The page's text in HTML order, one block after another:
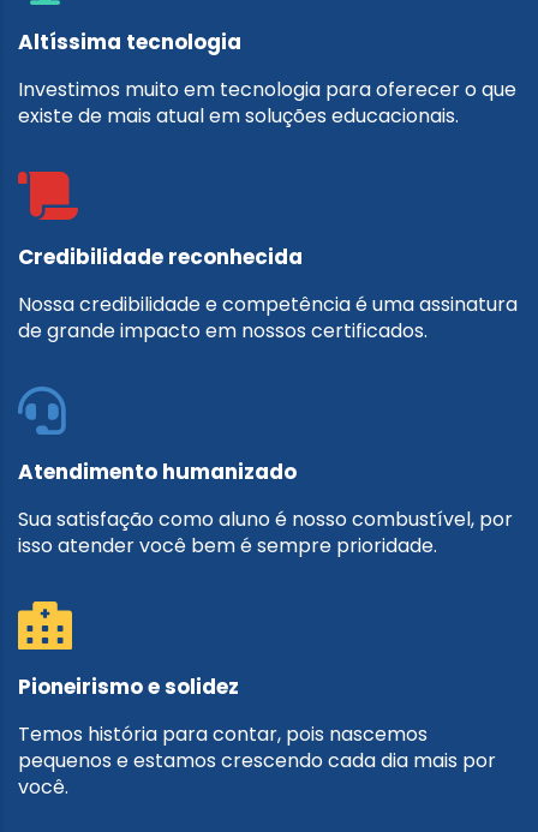
Altíssima tecnologia
Investimos muito em tecnologia para oferecer o que
existe de mais atual em soluções educacionais.
Credibilidade reconhecida
Nossa credibilidade e competência é uma assinatura
de grande impacto em nossos certificados.
Atendimento humanizado
Sua satisfação como aluno é nosso combustível, por
isso atender você bem é sempre prioridade.
Pioneirismo e solidez
Temos história para contar, pois nascemos
pequenos e estamos crescendo cada dia mais por
você.